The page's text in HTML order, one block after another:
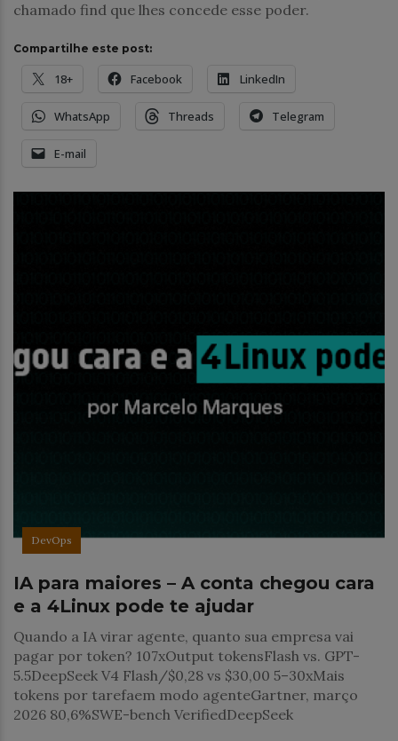
chamado find que lhes concede esse poder.
Compartilhe este post:
18+ Facebook LinkedIn
WhatsApp Threads Telegram
E-mail
DevOps
IA para maiores – A conta chegou cara
e a 4Linux pode te ajudar
Quando a IA virar agente, quanto sua empresa vai
pagar por token? 107xOutput tokensFlash vs. GPT-
5.5DeepSeek V4 Flash/$0,28 vs $30,00 5–30xMais
tokens por tarefaem modo agenteGartner, março
2026 80,6%SWE-bench VerifiedDeepSeek